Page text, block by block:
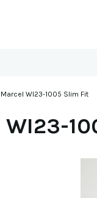
Marcel WI23-1005 Slim Fit
WI23-